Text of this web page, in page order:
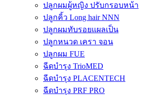
ปลูกผมผู้หญิง ปรับกรอบหน้า
ปลูกคิ้ว Long hair NNN
ปลูกผมทับรอยแผลเป็น
ปลูกหนวด เครา จอน
ปลูกผม FUE
ฉีดบำรุง TrioMED
ฉีดบำรุง PLACENTECH
ฉีดบำรุง PRF PRO